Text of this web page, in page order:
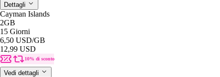
Dettagli
Cayman Islands
2GB
15 Giorni
6,50 USD/GB
12,99 USD
10% di sconto
Vedi dettagli